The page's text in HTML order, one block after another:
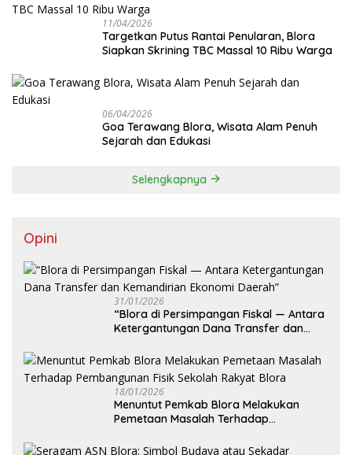
11/04/2026
‎Targetkan Putus Rantai Penularan, Blora
Siapkan Skrining TBC Massal 10 Ribu Warga
06/04/2026
Goa Terawang Blora, Wisata Alam Penuh
Sejarah dan Edukasi
Selengkapnya
Opini
31/01/2026
‎“Blora di Persimpangan Fiskal — Antara
Ketergantungan Dana Transfer dan
18/01/2026
‎Menuntut Pemkab Blora Melakukan
Pemetaan Masalah Terhadap
Blora